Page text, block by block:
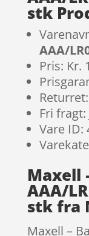
stk
AAA/
Pris: Kr.
Fri
Vare ID:
Maxell
AAA/
stk fra
Maxell –